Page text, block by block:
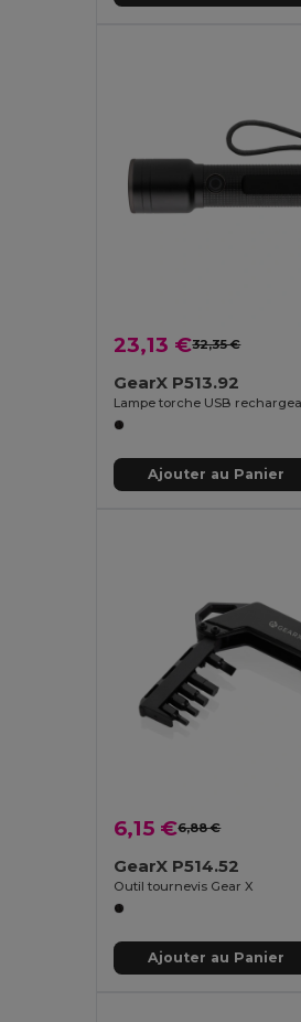
23,13 €32,35 €
GearX P513.92
Ajouter au Panier
6,15 €6,88 €
GearX P514.52
Outil tournevis Gear X
Ajouter au Panier